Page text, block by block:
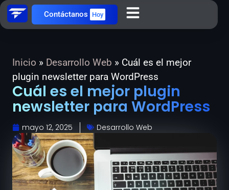
Contáctanos Hoy
Inicio » Desarrollo Web » Cuál es el mejor
plugin newsletter para WordPress
Cuál es el mejor plugin
newsletter para WordPress
mayo 12, 2025 Desarrollo Web